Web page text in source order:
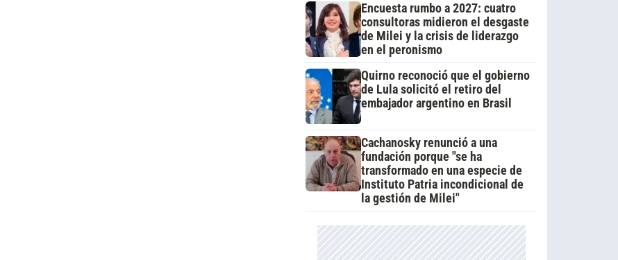
Encuesta rumbo a 2027: cuatro
consultoras midieron el desgaste
de Milei y la crisis de liderazgo
en el peronismo
Quirno reconoció que el gobierno
de Lula solicitó el retiro del
embajador argentino en Brasil
Cachanosky renunció a una
fundación porque "se ha
transformado en una especie de
Instituto Patria incondicional de
la gestión de Milei"